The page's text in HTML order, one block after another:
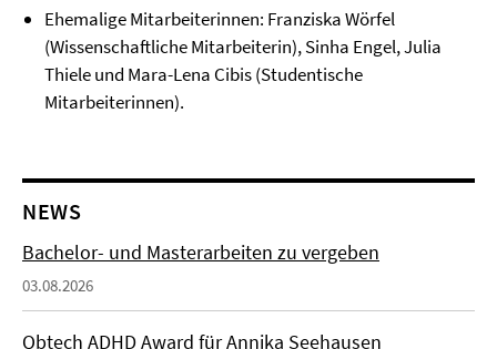
Ehemalige Mitarbeiterinnen: Franziska Wörfel
(Wissenschaftliche Mitarbeiterin), Sinha Engel, Julia
Thiele und Mara-Lena Cibis (Studentische
Mitarbeiterinnen).
NEWS
Bachelor- und Masterarbeiten zu vergeben
03.08.2026
Qbtech ADHD Award für Annika Seehausen